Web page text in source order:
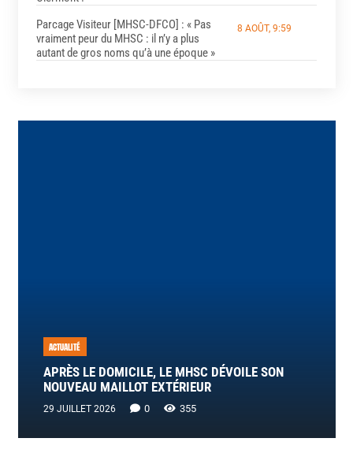
Parcage Visiteur [MHSC-DFCO] : « Pas
vraiment peur du MHSC : il n’y a plus
autant de gros noms qu’à une époque »
8 AOÛT, 9:59
ACTUALITÉ
APRÈS LE DOMICILE, LE MHSC DÉVOILE SON
NOUVEAU MAILLOT EXTÉRIEUR
29 JUILLET 2026 0 355